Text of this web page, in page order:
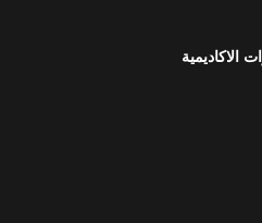
الاكاديمية